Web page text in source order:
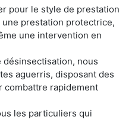
pour le style de prestation
prestation protectrice,
une intervention en
nous
aguerris, disposant des
combattre rapidement
les particuliers qui